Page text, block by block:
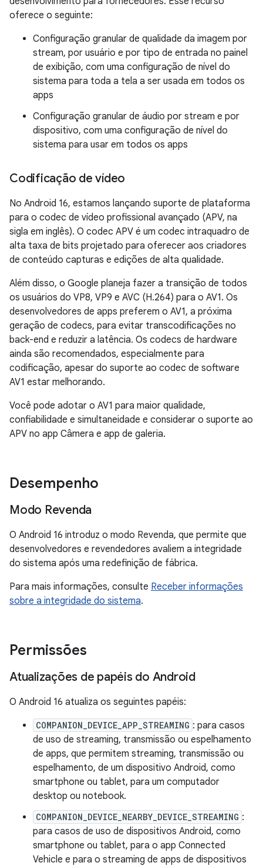
oferece o seguinte:
Configuração granular de qualidade da imagem por
stream, por usuário e por tipo de entrada no painel
de exibição, com uma configuração de nível do
sistema para toda a tela a ser usada em todos os
apps
Configuração granular de áudio por stream e por
dispositivo, com uma configuração de nível do
sistema para usar em todos os apps
Codificação de vídeo
No Android 16, estamos lançando suporte de plataforma
para o codec de vídeo profissional avançado (APV, na
sigla em inglês). O codec APV é um codec intraquadro de
alta taxa de bits projetado para oferecer aos criadores
de conteúdo capturas e edições de alta qualidade.
Além disso, o Google planeja fazer a transição de todos
os usuários do VP8, VP9 e AVC (H.264) para o AV1. Os
desenvolvedores de apps preferem o AV1, a próxima
geração de codecs, para evitar transcodificações no
back-end e reduzir a latência. Os codecs de hardware
ainda são recomendados, especialmente para
codificação, apesar do suporte ao codec de software
AV1 estar melhorando.
Você pode adotar o AV1 para maior qualidade,
confiabilidade e simultaneidade e considerar o suporte ao
APV no app Câmera e app de galeria.
Desempenho
Modo Revenda
O Android 16 introduz o modo Revenda, que permite que
desenvolvedores e revendedores avaliem a integridade
do sistema após uma redefinição de fábrica.
Para mais informações, consulte Receber informações
sobre a integridade do sistema.
Permissões
Atualizações de papéis do Android
O Android 16 atualiza os seguintes papéis:
COMPANION_DEVICE_APP_STREAMING : para casos
de uso de streaming, transmissão ou espelhamento
de apps, que permitem streaming, transmissão ou
espelhamento, de um dispositivo Android, como
smartphone ou tablet, para um computador
desktop ou notebook.
COMPANION_DEVICE_NEARBY_DEVICE_STREAMING :
para casos de uso de dispositivos Android, como
smartphone ou tablet, para o app Connected
Vehicle e para o streaming de apps de dispositivos